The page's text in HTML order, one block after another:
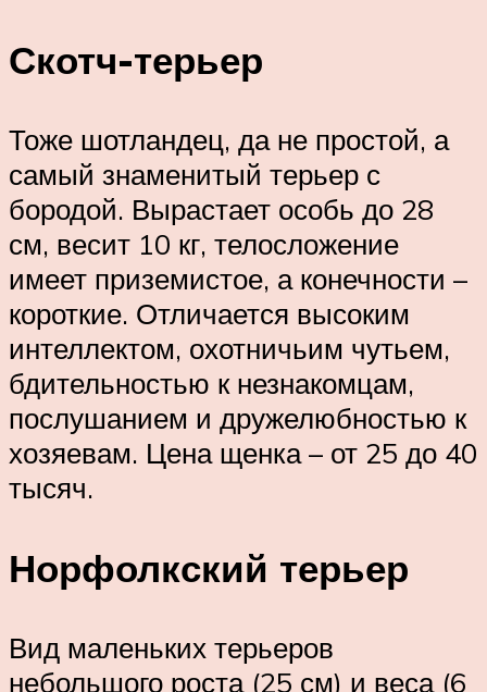
Скотч-терьер
Тоже шотландец, да не простой, а
самый знаменитый терьер с
бородой. Вырастает особь до 28
см, весит 10 кг, телосложение
имеет приземистое, а конечности –
короткие. Отличается высоким
интеллектом, охотничьим чутьем,
бдительностью к незнакомцам,
послушанием и дружелюбностью к
хозяевам. Цена щенка – от 25 до 40
тысяч.
Норфолкский терьер
Вид маленьких терьеров
небольшого роста (25 см) и веса (6